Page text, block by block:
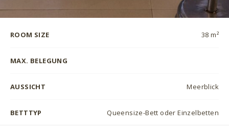
ROOM SIZE 38 m²
MAX. BELEGUNG
AUSSICHT Meerblick
BETTTYP Queensize-Bett oder Einzelbetten